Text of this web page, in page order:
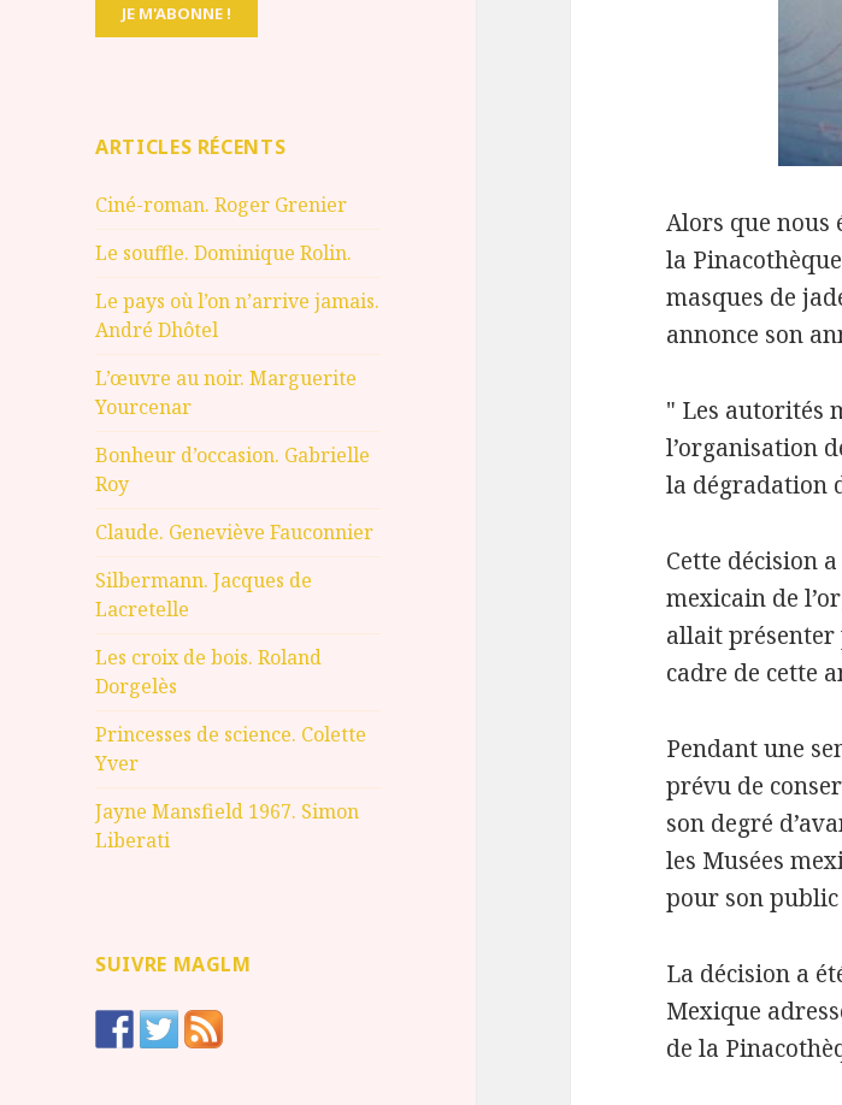
ARTICLES RÉCENTS
Ciné-roman. Roger Grenier
Le souffle. Dominique Rolin.
Le pays où l’on n’arrive jamais.
André Dhôtel
L’œuvre au noir. Marguerite
Yourcenar
Bonheur d’occasion. Gabrielle
Roy
Claude. Geneviève Fauconnier
Silbermann. Jacques de
Lacretelle
Les croix de bois. Roland
Dorgelès
Princesses de science. Colette
Yver
Jayne Mansfield 1967. Simon
Liberati
SUIVRE MAGLM
Alors que
la
masques de
annonce son
" Les autorités
l’organisation
la dégradation
Cette décision
mexicain de
allait présenter
cadre de cette
Pendant une
prévu de
son degré
les Musées
pour son
La décision a
Mexique
de la